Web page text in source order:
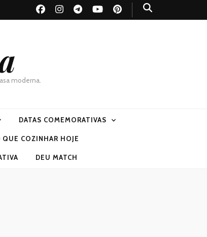
moderna.
DATAS COMEMORATIVAS
QUE COZINHAR HOJE
DEU MATCH